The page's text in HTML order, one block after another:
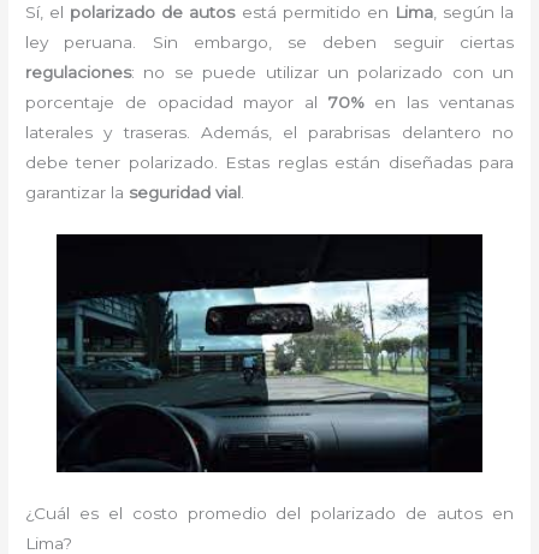
Sí, el polarizado de autosestá permitido en Lima, según la
ley peruana. Sin embargo, se deben seguir ciertas
regulaciones: no se puede utilizar un polarizado con un
porcentaje de opacidad mayor al 70%en las ventanas
laterales y traseras. Además, el parabrisas delantero no
debe tener polarizado. Estas reglas están diseñadas para
garantizar la seguridad vial
¿Cuál es el costo promedio del polarizado de autos en
Lima?